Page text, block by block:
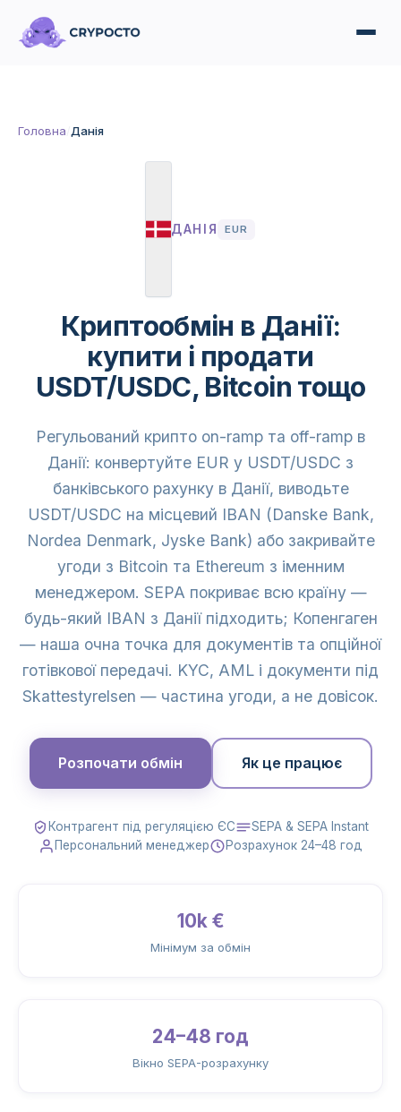
Головна Данія
ДАНІЯ EUR
Криптообмін в Данії:
купити і продати
USDT/USDC, Bitcoin тощо
Регульований крипто on-ramp та off-ramp в
Данії: конвертуйте EUR у USDT/USDC з
банківського рахунку в Данії, виводьте
USDT/USDC на місцевий IBAN (Danske Bank,
Nordea Denmark, Jyske Bank) або закривайте
угоди з Bitcoin та Ethereum з іменним
менеджером. SEPA покриває всю країну —
будь-який IBAN з Данії підходить; Копенгаген
— наша очна точка для документів та опційної
готівкової передачі. KYC, AML і документи під
Skattestyrelsen — частина угоди, а не довісок.
Розпочати обмін Як це працює
Контрагент під регуляцією ЄС
SEPA & SEPA Instant
Персональний менеджер
Розрахунок 24–48 год
10k €
Мінімум за обмін
24–48 год
Вікно SEPA-розрахунку